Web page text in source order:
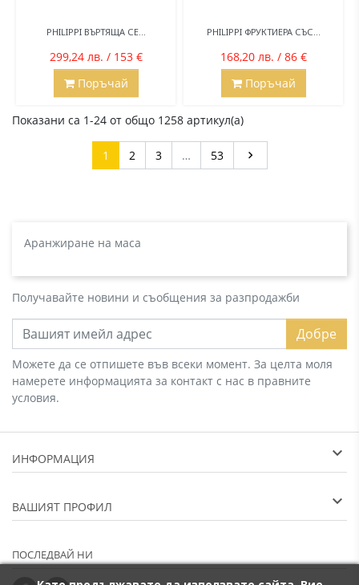
PHILIPPI ВЪРТЯЩА СЕ...
299,24 лв. / 153 €
Поръчай
PHILIPPI ФРУКТИЕРА СЪС...
168,20 лв. / 86 €
Поръчай
Показани са 1-24 от общо 1258 артикул(а)
1 2 3 … 53 Напред

Аранжиране на маса
Получавайте новини и съобщения за разпродажби
Добре
Можете да се отпишете във всеки момент. За целта моля
намерете информацията за контакт с нас в правните
условия.
ИНФОРМАЦИЯ
ВАШИЯТ ПРОФИЛ
ПОСЛЕДВАЙ НИ